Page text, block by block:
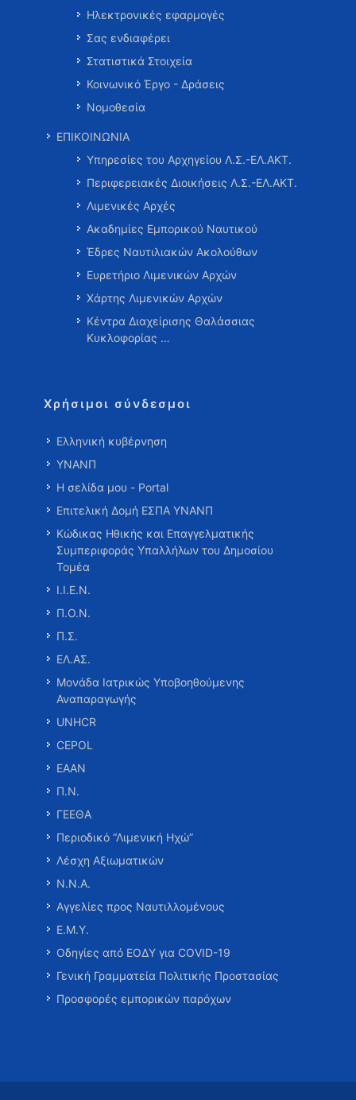
Ηλεκτρονικές εφαρμογές
Σας ενδιαφέρει
Στατιστικά Στοιχεία
Κοινωνικό Έργο - Δράσεις
Νομοθεσία
ΕΠΙΚΟΙΝΩΝΙΑ
Υπηρεσίες του Αρχηγείου Λ.Σ.-ΕΛ.ΑΚΤ.
Περιφερειακές Διοικήσεις Λ.Σ.-ΕΛ.ΑΚΤ.
Λιμενικές Αρχές
Ακαδημίες Εμπορικού Ναυτικού
Έδρες Ναυτιλιακών Ακολούθων
Ευρετήριο Λιμενικών Αρχών
Χάρτης Λιμενικών Αρχών
Κέντρα Διαχείρισης Θαλάσσιας
Κυκλοφορίας …
Χρήσιμοι σύνδεσμοι
Ελληνική κυβέρνηση
ΥΝΑΝΠ
Η σελίδα μου - Portal
Επιτελική Δομή ΕΣΠΑ ΥΝΑΝΠ
Κώδικας Ηθικής και Επαγγελματικής
Συμπεριφοράς Υπαλλήλων του Δημοσίου
Τομέα
Ι.Ι.Ε.Ν.
Π.Ο.Ν.
Π.Σ.
ΕΛ.ΑΣ.
Μονάδα Ιατρικώς Υποβοηθούμενης
Αναπαραγωγής
UNHCR
CEPOL
ΕΑΑΝ
Π.Ν.
ΓΕΕΘΑ
Περιοδικό “Λιμενική Ηχώ”
Λέσχη Αξιωματικών
Ν.Ν.Α.
Αγγελίες προς Ναυτιλλομένους
Ε.Μ.Υ.
Οδηγίες από ΕΟΔΥ για COVID-19
Γενική Γραμματεία Πολιτικής Προστασίας
Προσφορές εμπορικών παρόχων